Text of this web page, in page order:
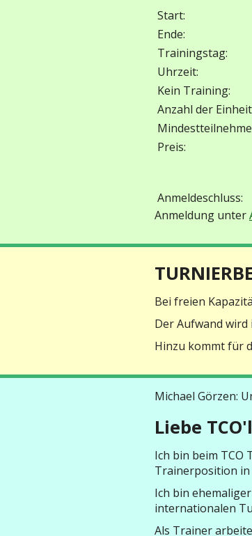
Start:
Ende:
Trainingstag:
Uhrzeit:
Kein Training:
Anzahl der
Preis:
Anmeldeschluss:
Anmeldung unter
Bei freien
Der Aufwand
Hinzu kommt für
Michael Görzen:
Liebe
Ich bin beim TCO
Trainerposition in
Ich bin
internationalen
Als Trainer